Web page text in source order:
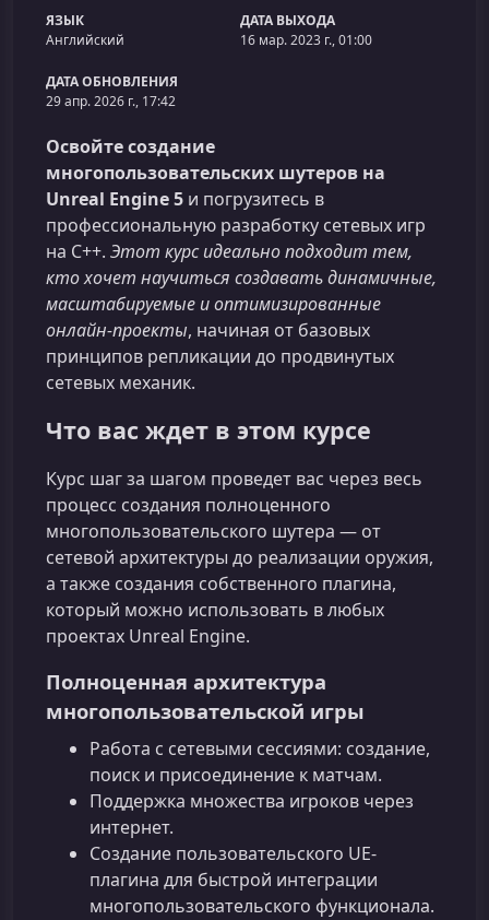
ЯЗЫК
Английский
ДАТА ВЫХОДА
16 мар. 2023 г., 01:00
ДАТА ОБНОВЛЕНИЯ
29 апр. 2026 г., 17:42
Освойте создание
многопользовательских шутеров на
Unreal Engine 5 и погрузитесь в
профессиональную разработку сетевых игр
на C++. Этот курс идеально подходит тем,
кто хочет научиться создавать динамичные,
масштабируемые и оптимизированные
онлайн‑проекты, начиная от базовых
принципов репликации до продвинутых
сетевых механик.
Что вас ждет в этом курсе
Курс шаг за шагом проведет вас через весь
процесс создания полноценного
многопользовательского шутера — от
сетевой архитектуры до реализации оружия,
а также создания собственного плагина,
который можно использовать в любых
проектах Unreal Engine.
Полноценная архитектура
многопользовательской игры
Работа с сетевыми сессиями: создание,
поиск и присоединение к матчам.
Поддержка множества игроков через
интернет.
Создание пользовательского UE-
плагина для быстрой интеграции
многопользовательского функционала.